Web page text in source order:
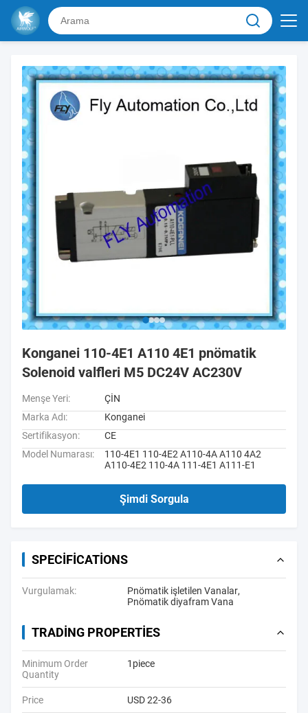
Konganei 110-4E1 A110 4E1 pnömatik
Solenoid valfleri M5 DC24V AC230V
Menşe Yeri:
ÇİN
Marka Adı:
Konganei
Sertifikasyon:
CE
Model Numarası:
110-4E1 110-4E2 A110-4A A110 4A2
A110-4E2 110-4A 111-4E1 A111-E1
Şimdi Sorgula
SPECIFICATIONS
Vurgulamak: Pnömatik işletilen Vanalar,
Pnömatik diyafram Vana
TRADING PROPERTIES
Minimum Order
Quantity
1piece
Price USD 22-36